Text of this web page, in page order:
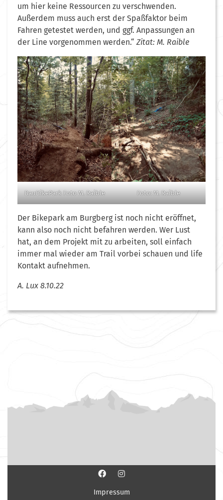
um hier keine Ressourcen zu verschwenden.
Außerdem muss auch erst der Spaßfaktor beim
Fahren getestet werden, und ggf. Anpassungen an
der Line vorgenommen werden.“ Zitat: M. Raible
BauBikePark Foto M. Raible Foto: M. Raible
Der Bikepark am Burgberg ist noch nicht eröffnet,
kann also noch nicht befahren werden. Wer Lust
hat, an dem Projekt mit zu arbeiten, soll einfach
immer mal wieder am Trail vorbei schauen und life
Kontakt aufnehmen.
A. Lux 8.10.22
Impressum